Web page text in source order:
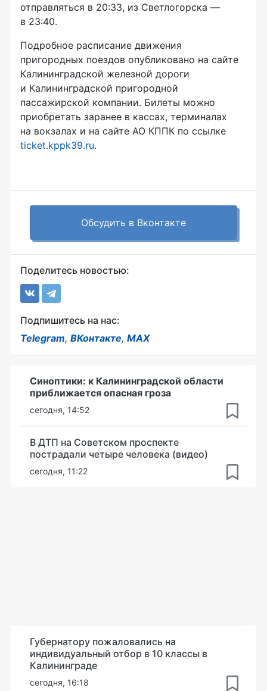
отправляться в 20:33, из Светлогорска —
в 23:40.
Подробное расписание движения
пригородных поездов опубликовано на сайте
Калининградской железной дороги
и Калининградской пригородной
пассажирской компании. Билеты можно
приобретать заранее в кассах, терминалах
на вокзалах и на сайте АО КППК по ссылке
ticket.kppk39.ru.
Обсудить в Вконтакте
Поделитесь новостью:
Подпишитесь на нас:
Telegram, ВКонтакте, MAX
Синоптики: к Калининградской области
приближается опасная гроза
сегодня, 14:52
В ДТП на Советском проспекте
пострадали четыре человека (видео)
сегодня, 11:22
Губернатору пожаловались на
индивидуальный отбор в 10 классы в
Калининграде
сегодня, 16:18